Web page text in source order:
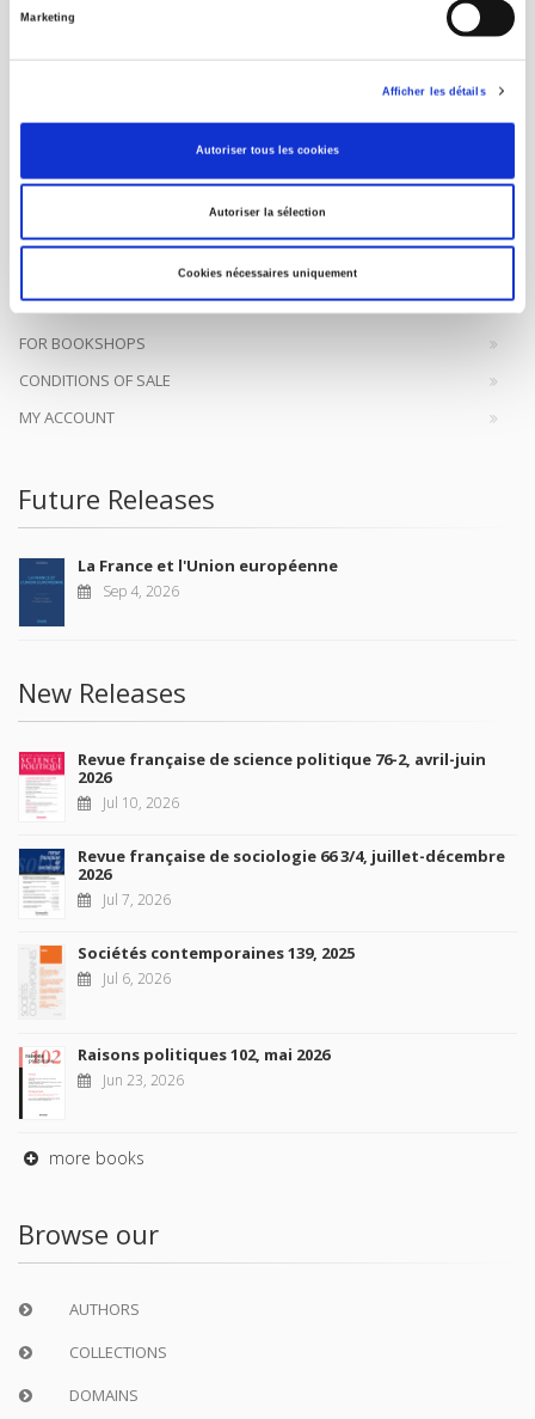
Marketing
Afficher les détails
Autoriser tous les cookies
Autoriser la sélection
Cookies nécessaires uniquement
SCIENCES PO UNIVERSITY PRESS has a threefold role: to publish
help public and political debate.continue
FOREIGN RIGHTS
FOR BOOKSHOPS
CONDITIONS OF SALE
MY ACCOUNT
Future Releases
La France et l'Union européenne
Sep 4, 2026
New Releases
Revue française de science politique 76-2, avril-juin
2026
Jul 10, 2026
Revue française de sociologie 66 3/4, juillet-décembre
2026
Jul 7, 2026
Sociétés contemporaines 139, 2025
Jul 6, 2026
Raisons politiques 102, mai 2026
Jun 23, 2026
more books
Browse our
AUTHORS
COLLECTIONS
DOMAINS